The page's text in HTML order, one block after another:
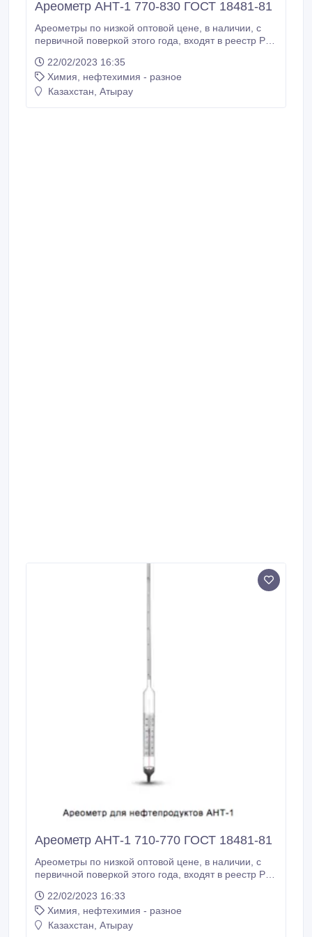
Ареометр АНТ-1 770-830 ГОСТ 18481-81
Ареометры по низкой оптовой цене, в наличии, с
первичной поверкой этого года, входят в реестр РК
интервал 5 лет. Применяется для определения
плотности нефти и нефтепродуктов. Ареометр для
нефтепродуктов с термометром используют для
22/02/2023 16:35
Химия, нефтехимия - разное
Казахстан, Атырау
Ареометр АНТ-1 710-770 ГОСТ 18481-81
Ареометры по низкой оптовой цене, в наличии, с
первичной поверкой этого года, входят в реестр РК
интервал 5 лет. Применяется для определения
плотности нефти и нефтепродуктов. Ареометр для
нефтепродуктов с термометром используют для
22/02/2023 16:33
Химия, нефтехимия - разное
Казахстан, Атырау